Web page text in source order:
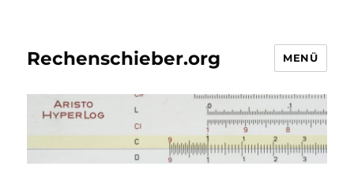
Rechenschieber.org MENÜ